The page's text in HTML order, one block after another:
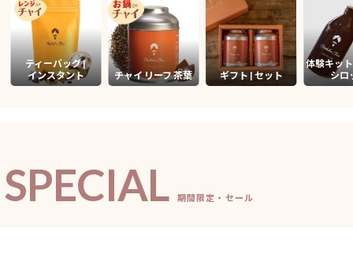
ティーバッグ |
インスタント
チャイ リーフ 茶葉 ギフト | セット
体験キッ
シロ
SPECIAL 期間限定・セール